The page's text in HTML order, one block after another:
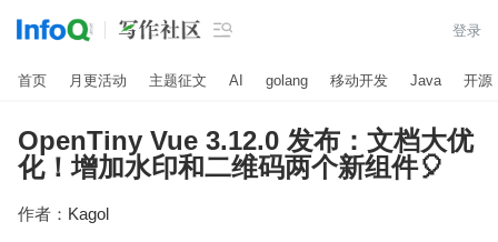
 登录
首页 月更活动 主题征文 AI golang 移动开发 Java 开源
OpenTiny Vue 3.12.0 发布：文档大优
化！增加水印和二维码两个新组件🎈
作者： Kagol